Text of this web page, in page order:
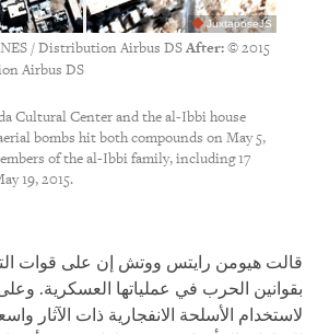
JuxtaposeJS
/ Distribution Airbus DSAfter:© 2015
Airbus DS
Cultural Center and the al-Ibbi house
bombs hit both compounds on May 5,
of the al-Ibbi family, including 17
19, 2015.
قالت هيومن رايتس ووتش إن على قوات
بقوانين الحرب في عملياتها العسكرية. وعلى
لاستخدام الأسلحة الانفجارية ذات الآثار